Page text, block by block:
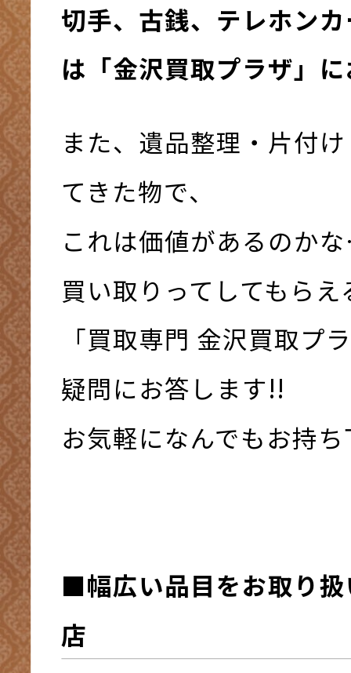
切手、古銭、テレホン
は「金沢買取プラザ」
また、遺品整理・片付
てきた物で、
これは価値があるのか
買い取りってしてもら
「買取専門 金沢買取プ
疑問にお答します!!
お気軽になんでもお持
■幅広い品目をお取り
店